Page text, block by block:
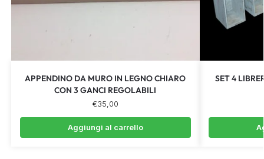
APPENDINO DA MURO IN LEGNO CHIARO
CON 3 GANCI REGOLABILI
€35,00
Aggiungi al carrello
SET 4